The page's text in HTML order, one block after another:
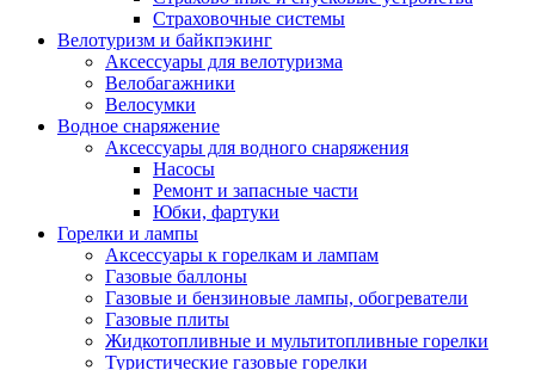
Страховочные системы
Велотуризм и байкпэкинг
Аксессуары для велотуризма
Велобагажники
Велосумки
Водное снаряжение
Аксессуары для водного снаряжения
Насосы
Ремонт и запасные части
Юбки, фартуки
Горелки и лампы
Аксессуары к горелкам и лампам
Газовые баллоны
Газовые и бензиновые лампы, обогреватели
Газовые плиты
Жидкотопливные и мультитопливные горелки
Туристические газовые горелки